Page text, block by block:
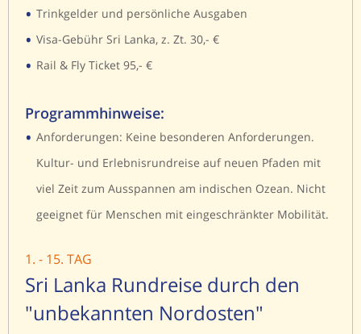
• Trinkgelder und persönliche Ausgaben
• Visa-Gebühr Sri Lanka, z. Zt. 30,- €
• Rail & Fly Ticket 95,- €
Programmhinweise:
• Anforderungen: Keine besonderen Anforderungen.
Kultur- und Erlebnisrundreise auf neuen Pfaden mit
viel Zeit zum Ausspannen am indischen Ozean. Nicht
geeignet für Menschen mit eingeschränkter Mobilität.
1. - 15. TAG
Sri Lanka Rundreise durch den
"unbekannten Nordosten"